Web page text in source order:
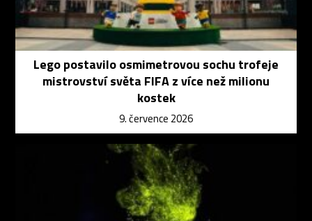
Lego postavilo osmimetrovou sochu trofeje
mistrovství světa FIFA z více než milionu
kostek
9. července 2026